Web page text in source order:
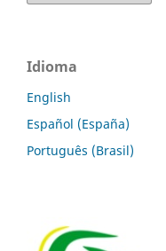
Idioma
English
Español (España)
Português (Brasil)